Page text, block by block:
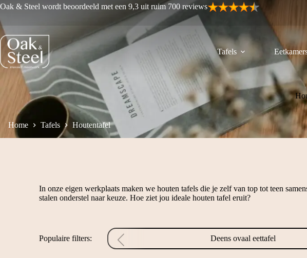
Ga
de
inhoud
Oak & Steel wordt beoordeeld met een 9,3 uit ruim 700 reviews
Tafels
Home Tafels Houtentafel
In onze eigen werkplaats maken we houten tafels die je zelf van top tot teen
stalen onderstel naar keuze. Hoe ziet jou ideale houten tafel eruit?
Populaire filters: Deens ovaal eettafel